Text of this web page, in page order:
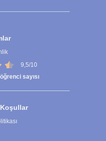
9,5/10
öğrenci sayısı